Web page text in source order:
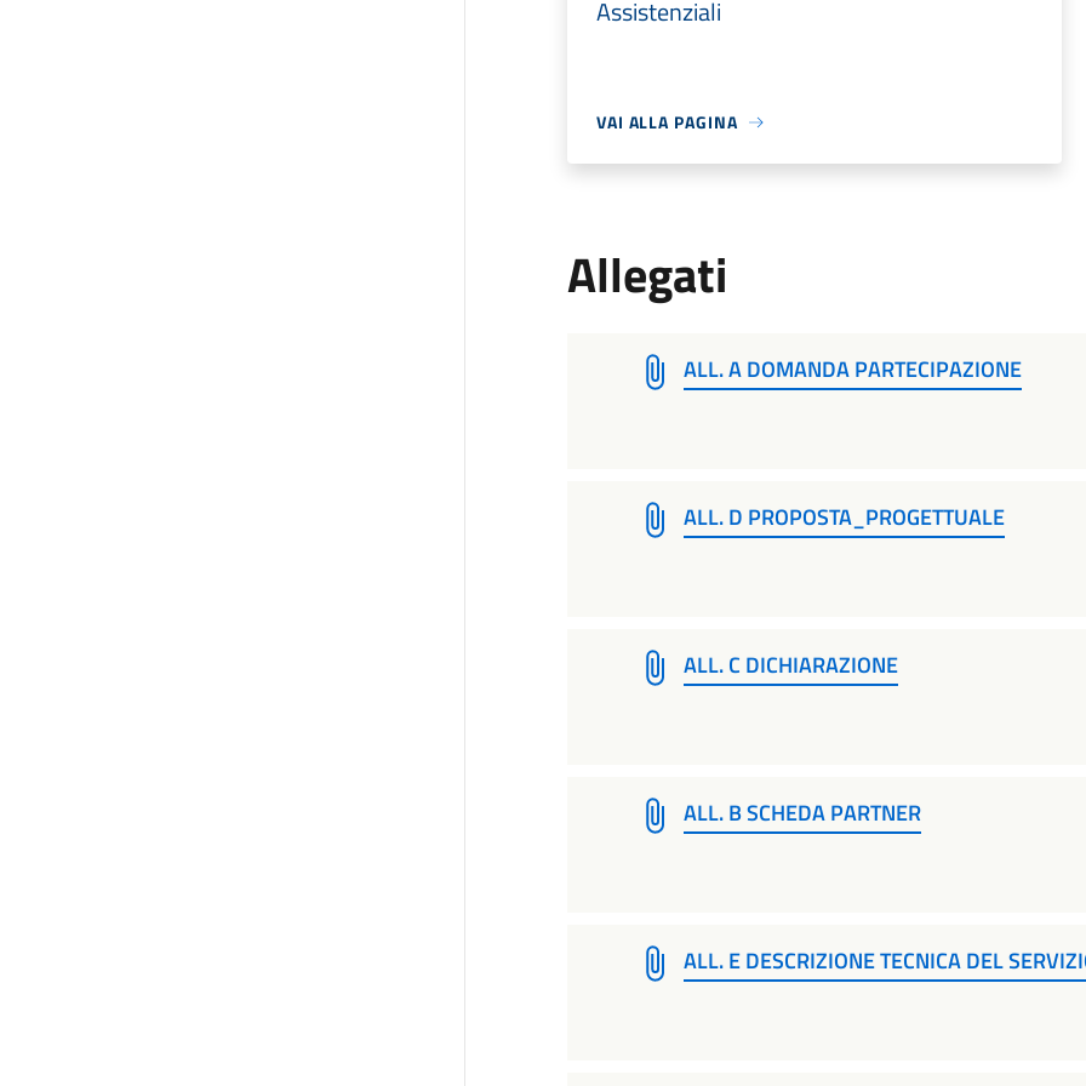
Assistenziali
VAI ALLA PAGINA
Allegati
ALL. A DOMANDA PARTECIPAZIONE
ALL. D PROPOSTA_PROGETTUALE
ALL. C DICHIARAZIONE
ALL. B SCHEDA PARTNER
ALL. E DESCRIZIONE TECNICA DEL